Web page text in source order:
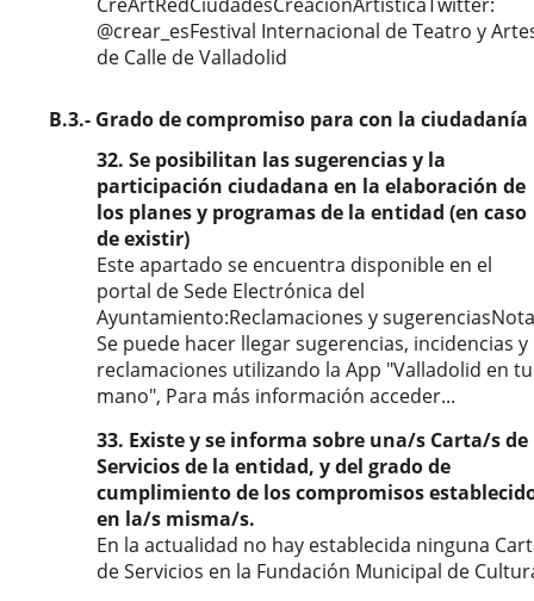
@crear_esFestival Internacional de Teatro y
de Calle de Valladolid
B.3.- Grado de compromiso para con la ciudadanía
32. Se posibilitan las sugerencias y la
participación ciudadana en la elaboración de
los planes y programas de la entidad (en caso
de existir)
Este apartado se encuentra disponible en el
portal de Sede Electrónica del
Ayuntamiento:Reclamaciones y
Se puede hacer llegar sugerencias, incidencias y
reclamaciones utilizando la App "Valladolid en tu
mano", Para más información acceder...
33. Existe y se informa sobre una/s Carta/s de
Servicios de la entidad, y del grado de
cumplimiento de los compromisos
en la/s misma/s.
En la actualidad no hay establecida ninguna
de Servicios en la Fundación Municipal de